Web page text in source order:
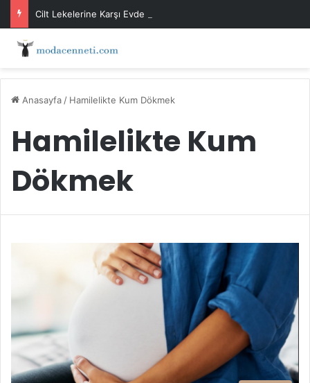
Cilt Lekelerine Karşı Evde Maske Önerileri
Anasayfa / Hamilelikte Kum Dökmek
Hamilelikte Kum
Dökmek